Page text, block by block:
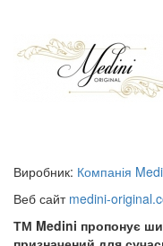
Виробник: Компанія
Веб сайт medini-
ТМ Medini пропонує